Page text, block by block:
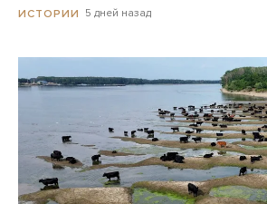
ИСТОРИИ 5 дней назад